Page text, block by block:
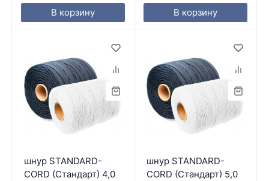
В корзину В корзину
шнур STANDARD-
CORD (Стандарт) 4,0
шнур STANDARD-
CORD (Стандарт) 5,0